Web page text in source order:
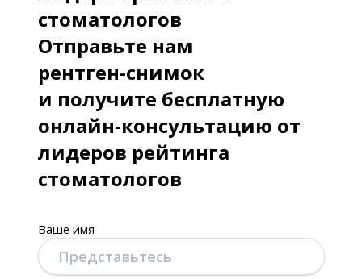
стоматологов
Отправьте нам
рентген-снимок
и получите бесплатную
онлайн-консультацию от
лидеров рейтинга
стоматологов
Ваше имя